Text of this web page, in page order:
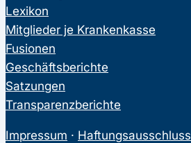
Lexikon
Mitglieder je Krankenkasse
Fusionen
Geschäftsberichte
Satzungen
Transparenzberichte
Impressum · Haftungsausschluss